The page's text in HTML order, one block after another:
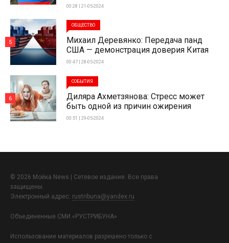
00:28 | 21-05-2024
ОБЩЕСТВО
Михаил Деревянко: Передача панд
США — демонстрация доверия Китая
00:47 | 28-05-2024
5
СОБЫТИЯ
Диляра Ахметзянова: Стресс может
быть одной из причин ожирения
00:51 | 29-05-2024
6
© 2026 Мойка News | Сетевое издание. Все права
защищены.
Электронный адрес: rustribuna@yandex.ru
Объединенные СМИ «РУСТРИБУНА»
Использование материалов разрешено только с